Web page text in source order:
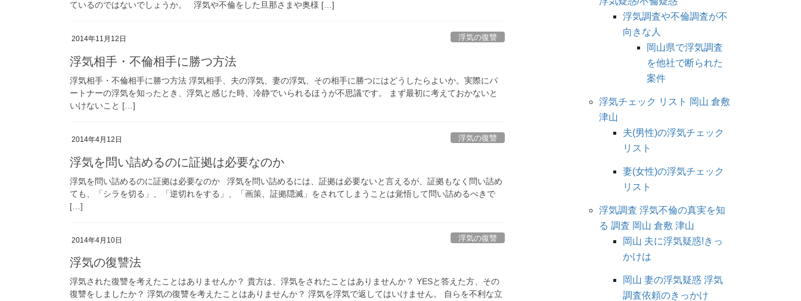
ているのではないでしょうか。 浮気や不倫をした旦那さまや奥様 […]
2014年11月12日 浮気の復讐
浮気相手・不倫相手に勝つ方法
浮気相手・不倫相手に勝つ方法 浮気相手、夫の浮気、妻の浮気、その相手に勝つにはどうしたらよいか。実際にパ
ートナーの浮気を知ったとき、浮気と感じた時、冷静でいられるほうが不思議です。 まず最初に考えておかないと
いけないこと […]
2014年4月12日 浮気の復讐
浮気を問い詰めるのに証拠は必要なのか
浮気を問い詰めるのに証拠は必要なのか 浮気を問い詰めるには、証拠は必要ないと言えるが、証拠もなく問い詰め
ても、「シラを切る」、「逆切れをする」、「画策、証拠隠滅」をされてしまうことは覚悟して問い詰めるべきで
[…]
2014年4月10日 浮気の復讐
浮気の復讐法
浮気された復讐を考えたことはありませんか？ 貴方は、浮気をされたことはありませんか？ YESと答えた方、その
復讐をしましたか？ 浮気の復讐を考えたことはありませんか？ 浮気を浮気で返してはいけません。 自らを不利な立
浮気調査や不倫調査が不
向きな人
岡山県で浮気調査
を他社で断られた
案件
浮気チェック リスト 岡山 倉敷
津山
夫(男性)の浮気チェック
リスト
妻(女性)の浮気チェック
リスト
浮気調査 浮気不倫の真実を知
る 調査 岡山 倉敷 津山
岡山 夫に浮気疑惑!きっ
かけは
岡山 妻の浮気疑惑 浮気
調査依頼のきっかけ